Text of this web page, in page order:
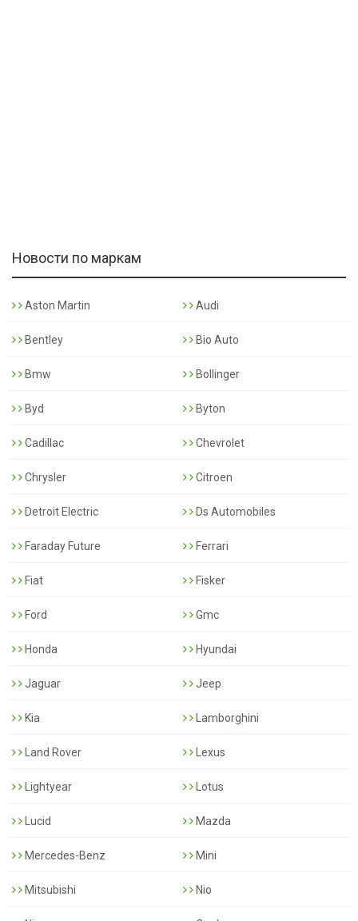
Новости по маркам
Aston Martin Audi
Bentley Bio Auto
Bmw Bollinger
Byd Byton
Cadillac Chevrolet
Chrysler Citroen
Detroit Electric Ds Automobiles
Faraday Future Ferrari
Fiat Fisker
Ford Gmc
Honda Hyundai
Jaguar Jeep
Kia Lamborghini
Land Rover Lexus
Lightyear Lotus
Lucid Mazda
Mercedes-Benz Mini
Mitsubishi Nio